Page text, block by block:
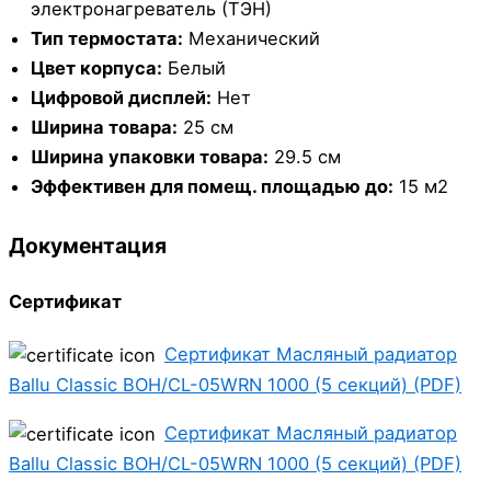
электронагреватель (ТЭН)
Тип термостата: Механический
Цвет корпуса: Белый
Цифровой дисплей: Нет
Ширина товара: 25 см
Ширина упаковки товара: 29.5 см
Эффективен для помещ. площадью до: 15 м2
Документация
Сертификат
Сертификат Масляный радиатор
Ballu Classic BOH/CL-05WRN 1000 (5 секций) (PDF)
Сертификат Масляный радиатор
Ballu Classic BOH/CL-05WRN 1000 (5 секций) (PDF)